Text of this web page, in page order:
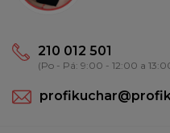
210 012 501
(Po - Pá: 9:00 - 12:00 a